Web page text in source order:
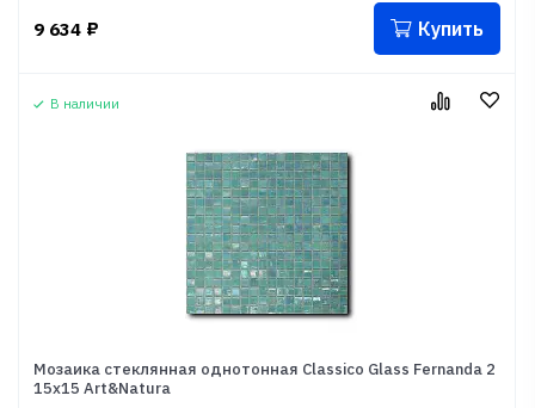
9 634 ₽ Купить
В наличии
Мозаика стеклянная однотонная Classico Glass Fernanda 2
15x15 Art&Natura